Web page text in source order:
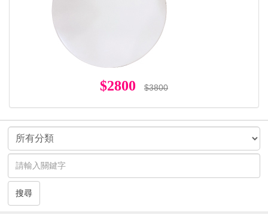
$2800 $3800
搜尋